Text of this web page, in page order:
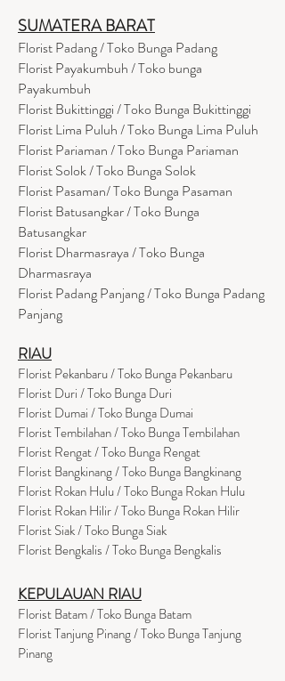
SUMATERA BARAT
Florist Padang / Toko Bunga Padang
Florist Payakumbuh / Toko bunga
Payakumbuh
Florist Bukittinggi / Toko Bunga Bukittinggi
Florist Lima Puluh / Toko Bunga Lima Puluh
Florist Pariaman / Toko Bunga Pariaman
Florist Solok / Toko Bunga Solok
Florist Pasaman/ Toko Bunga Pasaman
Florist Batusangkar / Toko Bunga
Batusangkar
Florist Dharmasraya / Toko Bunga
Dharmasraya
Florist Padang Panjang / Toko Bunga Padang
Panjang
RIAU
Florist Pekanbaru / Toko Bunga Pekanbaru
Florist Duri / Toko Bunga Duri
Florist Dumai / Toko Bunga Dumai
Florist Tembilahan / Toko Bunga Tembilahan
Florist Rengat / Toko Bunga Rengat
Florist Bangkinang / Toko Bunga Bangkinang
Florist Rokan Hulu / Toko Bunga Rokan Hulu
Florist Rokan Hilir / Toko Bunga Rokan Hilir
Florist Siak / Toko Bunga Siak
Florist Bengkalis / Toko Bunga Bengkalis
KEPULAUAN RIAU
Florist Batam / Toko Bunga Batam
Florist Tanjung Pinang / Toko Bunga Tanjung
Pinang